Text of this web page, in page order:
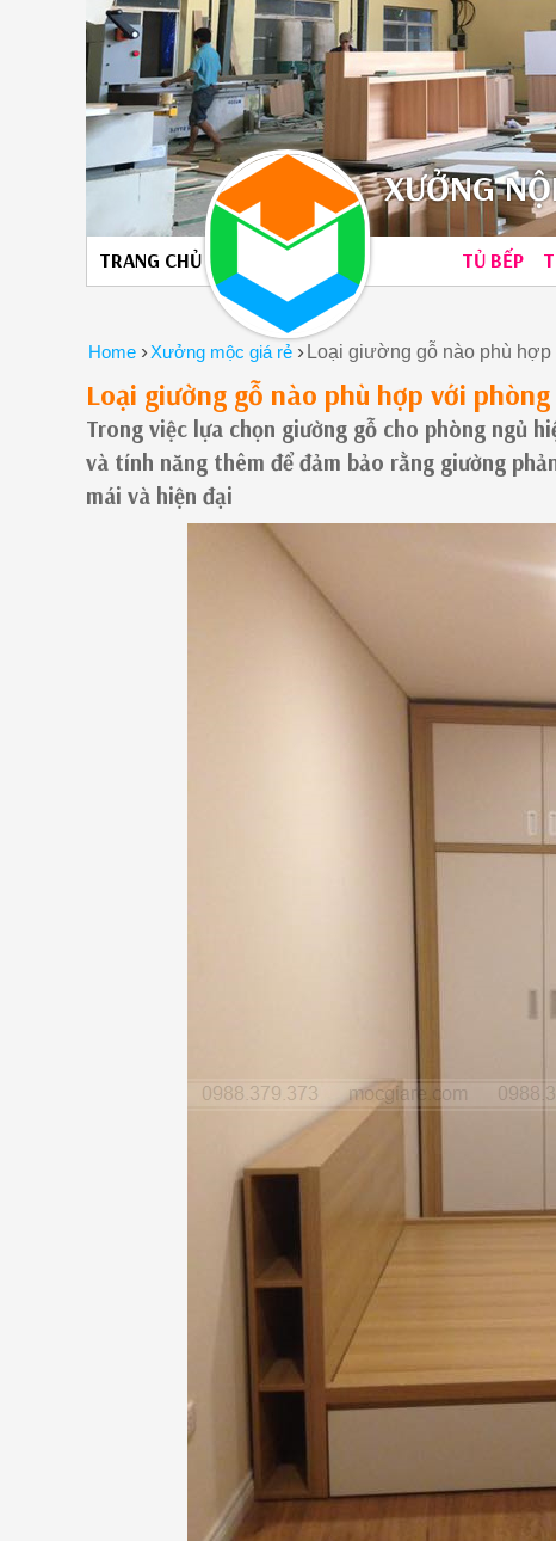
XƯỞNG
TRANG CHỦ TỦ BẾP
Home ›Xưởng mộc giá rẻ › Loại giường gỗ nào phù
Loại giường gỗ nào phù hợp với
Trong việc lựa chọn giường gỗ cho phòng ngủ
và tính năng thêm để đảm bảo rằng giường
mái và hiện đại